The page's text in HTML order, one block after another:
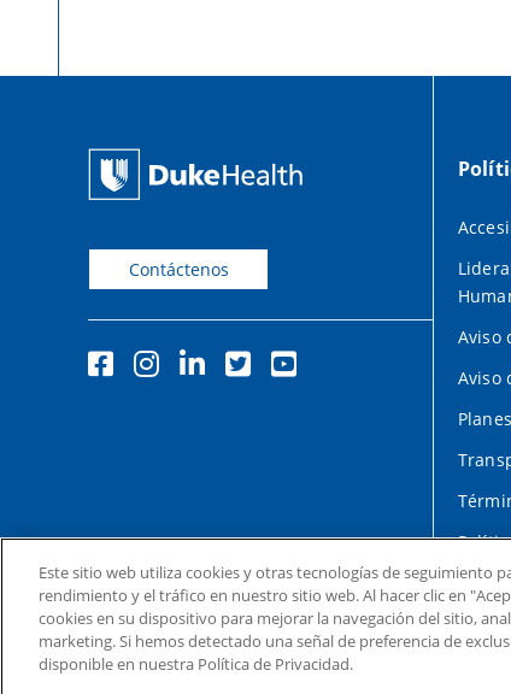
Contáctenos
Aviso
Aviso
Este sitio web utiliza cookies y otras tecnologías de seguimiento
rendimiento y el tráfico en nuestro sitio web. Al hacer clic en
cookies en su dispositivo para mejorar la navegación del sitio,
marketing. Si hemos detectado una señal de preferencia de
disponible en nuestra Política de Privacidad.